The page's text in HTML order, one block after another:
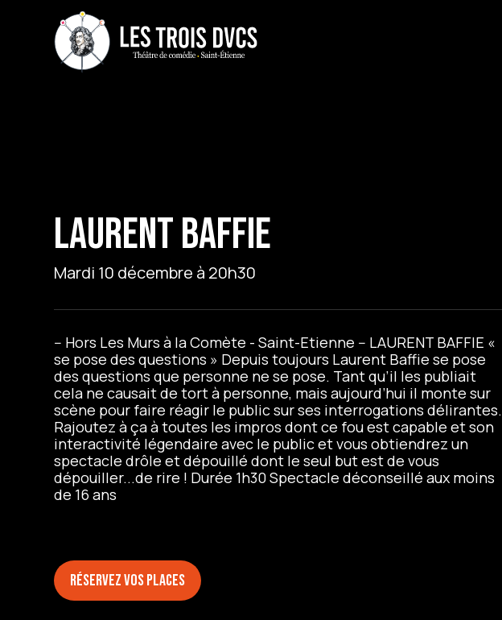
LAURENT BAFFIE
Mardi 10 décembre à 20h30
-- Hors Les Murs à la Comète - Saint-Etienne -- LAURENT BAFFIE «
se pose des questions » Depuis toujours Laurent Baffie se pose
des questions que personne ne se pose. Tant qu’il les publiait
cela ne causait de tort à personne, mais aujourd’hui il monte sur
scène pour faire réagir le public sur ses interrogations délirantes.
Rajoutez à ça à toutes les impros dont ce fou est capable et son
interactivité légendaire avec le public et vous obtiendrez un
spectacle drôle et dépouillé dont le seul but est de vous
dépouiller...de rire ! Durée 1h30 Spectacle déconseillé aux moins
de 16 ans
Réservez vos places